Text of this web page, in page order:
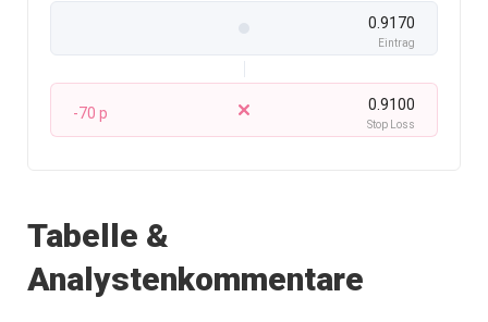
0.9170
Eintrag
-70 p 0.9100
Stop Loss
Tabelle &
Analystenkommentare